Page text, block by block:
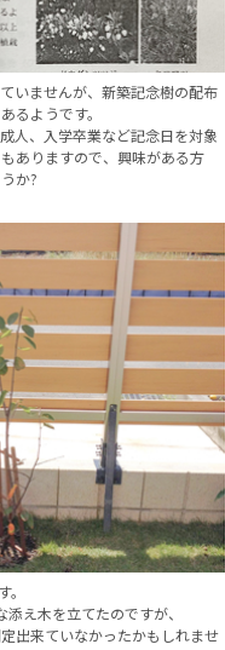
いませんが、新築記念樹の配布
るようです。
人、入学卒業など記念日を対象
ありますので、興味がある方
か?
え木を立てたのですが、
出来ていなかったかもしれませ